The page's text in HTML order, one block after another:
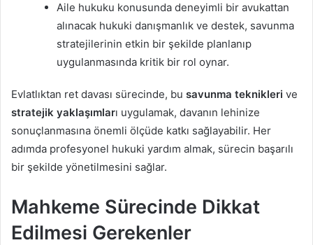
Aile hukuku konusunda deneyimli bir avukattan
alınacak hukuki danışmanlık ve destek, savunma
stratejilerinin etkin bir şekilde planlanıp
uygulanmasında kritik bir rol oynar.
Evlatlıktan ret davası sürecinde, bu savunma teknikleri ve
stratejik yaklaşımları uygulamak, davanın lehinize
sonuçlanmasına önemli ölçüde katkı sağlayabilir. Her
adımda profesyonel hukuki yardım almak, sürecin başarılı
bir şekilde yönetilmesini sağlar.
Mahkeme Sürecinde Dikkat
Edilmesi Gerekenler